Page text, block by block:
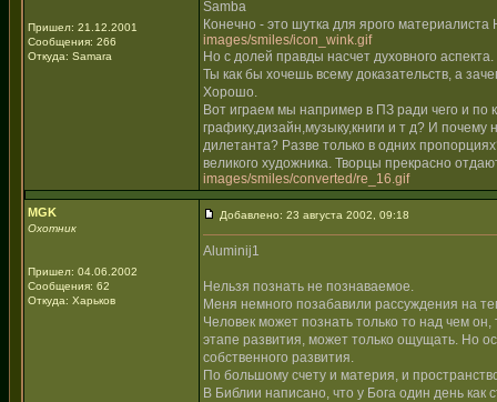
Пришел: 21.12.2001
Сообщения: 266
Откуда: Samara
Samba
Конечно - это шутка для ярого материалиста
images/smiles/icon_wink.gif
Но с долей правды насчет духовного аспекта.
Ты как бы хочешь всему доказательств, а
Хорошо.
Вот играем мы например в ПЗ ради чего и по
графику,дизайн,музыку,книги и т д? И
дилетанта? Разве только в одних
великого художника. Творцы прекрасно
images/smiles/converted/re_16.gif
MGK
Охотник
Пришел: 04.06.2002
Сообщения: 62
Откуда: Харьков
Добавлено: 23 августа 2002, 09:18
Aluminij1
Нельзя познать не познаваемое.
Меня немного позабавили рассуждения на
Человек может познать только то над чем
этапе развития, может только ощущать. Но
собственного развития.
По большому счету и материя, и
В Библии написано, что у Бога один день как